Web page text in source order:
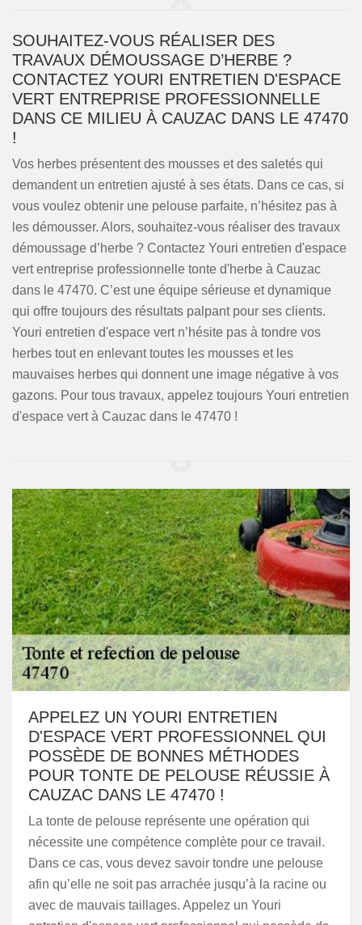
SOUHAITEZ-VOUS RÉALISER DES
TRAVAUX DÉMOUSSAGE D’HERBE ?
CONTACTEZ YOURI ENTRETIEN D'ESPACE
VERT ENTREPRISE PROFESSIONNELLE
DANS CE MILIEU À CAUZAC DANS LE 47470
!
Vos herbes présentent des mousses et des saletés qui
demandent un entretien ajusté à ses états. Dans ce cas, si
vous voulez obtenir une pelouse parfaite, n’hésitez pas à
les démousser. Alors, souhaitez-vous réaliser des travaux
démoussage d’herbe ? Contactez Youri entretien d'espace
vert entreprise professionnelle tonte d'herbe à Cauzac
dans le 47470. C’est une équipe sérieuse et dynamique
qui offre toujours des résultats palpant pour ses clients.
Youri entretien d'espace vert n’hésite pas à tondre vos
herbes tout en enlevant toutes les mousses et les
mauvaises herbes qui donnent une image négative à vos
gazons. Pour tous travaux, appelez toujours Youri entretien
d'espace vert à Cauzac dans le 47470 !
APPELEZ UN YOURI ENTRETIEN
D'ESPACE VERT PROFESSIONNEL QUI
POSSÈDE DE BONNES MÉTHODES
POUR TONTE DE PELOUSE RÉUSSIE À
CAUZAC DANS LE 47470 !
La tonte de pelouse représente une opération qui
nécessite une compétence complète pour ce travail.
Dans ce cas, vous devez savoir tondre une pelouse
afin qu’elle ne soit pas arrachée jusqu’à la racine ou
avec de mauvais taillages. Appelez un Youri